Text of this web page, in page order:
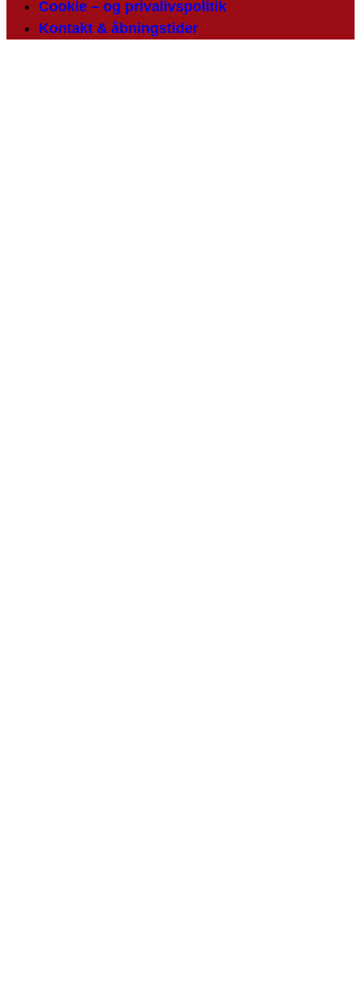
Cookie – og privalivspolitik
Kontakt & åbningstider